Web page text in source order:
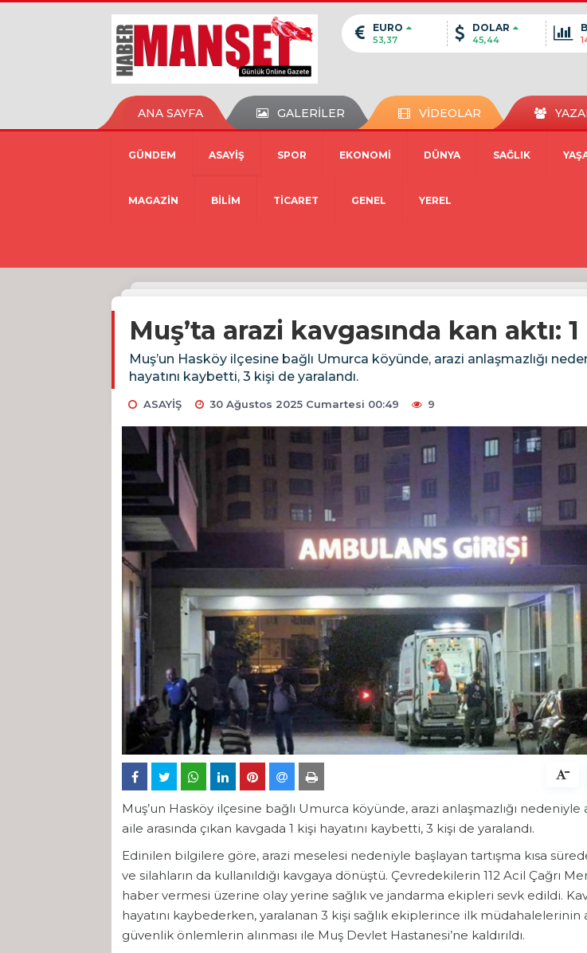
EURO
53,37
DOLAR
45,44
ANA SAYFA GALERİLER VİDEOLAR
GÜNDEM ASAYİŞ SPOR EKONOMİ DÜNYA SAĞLIK
MAGAZİN BİLİM TİCARET GENEL YEREL
Muş’ta arazi kavgasında kan aktı: 1
Muş’un Hasköy ilçesine bağlı Umurca köyünde, arazi anlaşmazlığı
hayatını kaybetti, 3 kişi de yaralandı.
ASAYİŞ 30 Ağustos 2025 Cumartesi 00:49 9
Muş’un Hasköy ilçesine bağlı Umurca köyünde, arazi anlaşmazlığı nedeniyle
aile arasında çıkan kavgada 1 kişi hayatını kaybetti, 3 kişi de yaralandı.
Edinilen bilgilere göre, arazi meselesi nedeniyle başlayan tartışma kısa
ve silahların da kullanıldığı kavgaya dönüştü. Çevredekilerin 112 Acil Çağrı
haber vermesi üzerine olay yerine sağlık ve jandarma ekipleri sevk edildi.
hayatını kaybederken, yaralanan 3 kişi sağlık ekiplerince ilk müdahalelerinin
güvenlik önlemlerin alınması ile Muş Devlet Hastanesi’ne kaldırıldı.